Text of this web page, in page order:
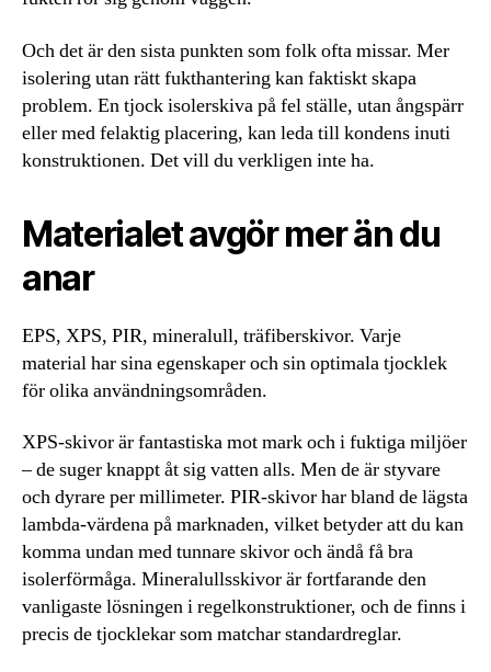
Och det är den sista punkten som folk ofta missar. Mer
isolering utan rätt fukthantering kan faktiskt skapa
problem. En tjock isolerskiva på fel ställe, utan ångspärr
eller med felaktig placering, kan leda till kondens inuti
konstruktionen. Det vill du verkligen inte ha.
Materialet avgör mer än du
anar
EPS, XPS, PIR, mineralull, träfiberskivor. Varje
material har sina egenskaper och sin optimala tjocklek
för olika användningsområden.
XPS-skivor är fantastiska mot mark och i fuktiga miljöer
– de suger knappt åt sig vatten alls. Men de är styvare
och dyrare per millimeter. PIR-skivor har bland de lägsta
lambda-värdena på marknaden, vilket betyder att du kan
komma undan med tunnare skivor och ändå få bra
isolerförmåga. Mineralullsskivor är fortfarande den
vanligaste lösningen i regelkonstruktioner, och de finns i
precis de tjocklekar som matchar standardreglar.